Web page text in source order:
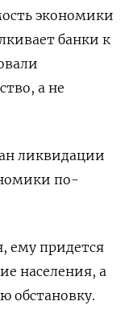
экономики
банки к
а не
ликвидации
по-
ему придется
населения, а
обстановку.